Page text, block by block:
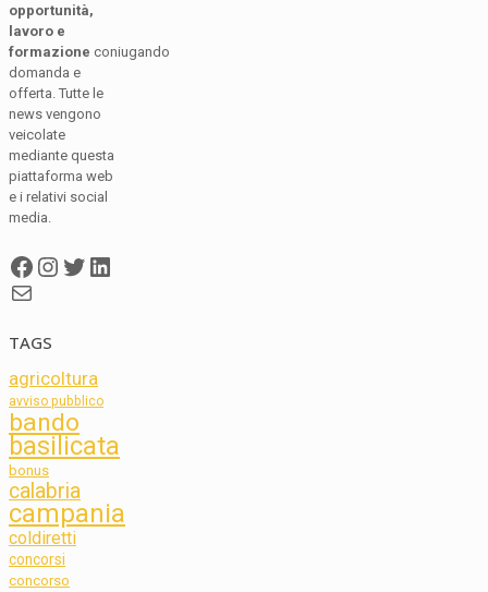
opportunità,
lavoro e
formazione coniugando
domanda e
offerta. Tutte le
news vengono
veicolate
mediante questa
piattaforma web
e i relativi social
media.
Facebook
Instagram
Twitter
LinkedIn
Mail
TAGS
agricoltura
avviso pubblico
bando
basilicata
bonus
calabria
campania
coldiretti
concorsi
concorso